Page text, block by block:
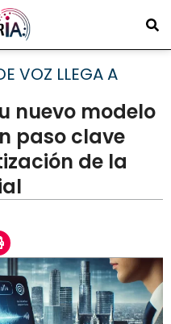
VOZ LLEGA A
nuevo modelo
paso clave
de la